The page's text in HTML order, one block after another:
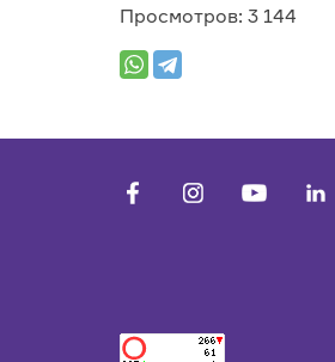
Просмотров: 3 144
facebook youtube